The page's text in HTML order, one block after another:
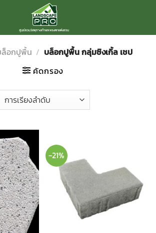
อกปูพื้น / บล็อกปูพื้น กลุ่มซิงเกิ้ล เชป
คัดกรอง
-21%